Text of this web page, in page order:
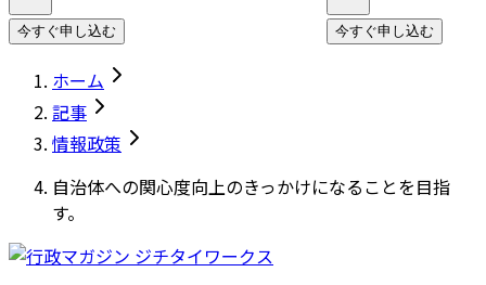
今すぐ申し込む 今すぐ申し込む
ホーム
記事
情報政策
自治体への関心度向上のきっかけになることを目指
す。